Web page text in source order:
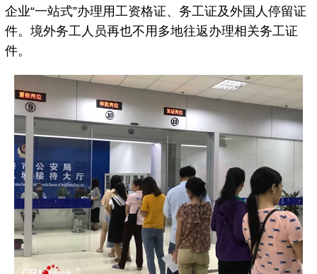
企业“一站式”办理用工资格证、务工证及外国人停留证
件。境外务工人员再也不用多地往返办理相关务工证
件。